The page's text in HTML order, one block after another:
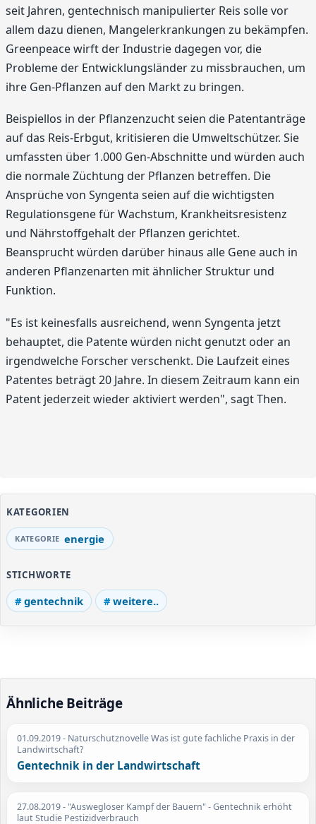
seit Jahren, gentechnisch manipulierter Reis solle vor
allem dazu dienen, Mangelerkrankungen zu bekämpfen.
Greenpeace wirft der Industrie dagegen vor, die
Probleme der Entwicklungsländer zu missbrauchen, um
ihre Gen-Pflanzen auf den Markt zu bringen.
Beispiellos in der Pflanzenzucht seien die Patentanträge
auf das Reis-Erbgut, kritisieren die Umweltschützer. Sie
umfassten über 1.000 Gen-Abschnitte und würden auch
die normale Züchtung der Pflanzen betreffen. Die
Ansprüche von Syngenta seien auf die wichtigsten
Regulationsgene für Wachstum, Krankheitsresistenz
und Nährstoffgehalt der Pflanzen gerichtet.
Beansprucht würden darüber hinaus alle Gene auch in
anderen Pflanzenarten mit ähnlicher Struktur und
Funktion.
"Es ist keinesfalls ausreichend, wenn Syngenta jetzt
behauptet, die Patente würden nicht genutzt oder an
irgendwelche Forscher verschenkt. Die Laufzeit eines
Patentes beträgt 20 Jahre. In diesem Zeitraum kann ein
Patent jederzeit wieder aktiviert werden", sagt Then.
KATEGORIEN
energie
STICHWORTE
gentechnik weitere..
Ähnliche Beiträge
01.09.2019- Naturschutznovelle Was ist gute fachliche Praxis in der
Landwirtschaft?
Gentechnik in der Landwirtschaft
27.08.2019- "Auswegloser Kampf der Bauern" - Gentechnik erhöht
laut Studie Pestizidverbrauch